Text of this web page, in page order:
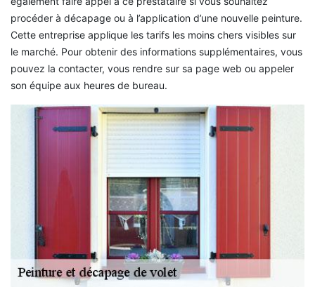
procéder à décapage ou à l’application d’une nouvelle peinture.
Cette entreprise applique les tarifs les moins chers visibles sur
le marché. Pour obtenir des informations supplémentaires, vous
pouvez la contacter, vous rendre sur sa page web ou appeler
son équipe aux heures de bureau.